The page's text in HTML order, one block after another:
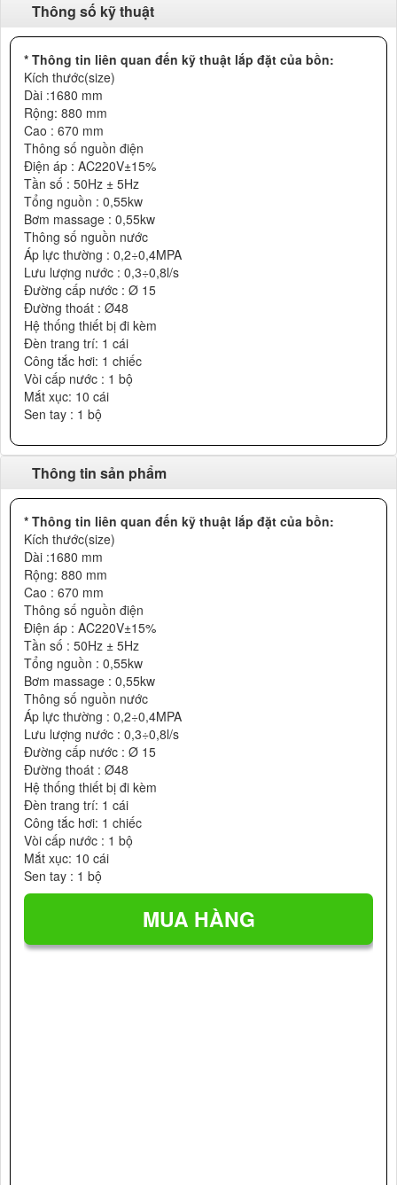
Thông số kỹ thuật
* Thông tin liên quan đến kỹ thuật lắp đặt của bồn:
Kích thước(size)
Dài :1680 mm
Rộng: 880 mm
Cao : 670 mm
Thông số nguồn điện
Điện áp : AC220V±15%
Tần số : 50Hz ± 5Hz
Tổng nguồn : 0,55kw
Bơm massage : 0,55kw
Thông số nguồn nước
Áp lực thường : 0,2÷0,4MPA
Lưu lượng nước : 0,3÷0,8l/s
Đường cấp nước : Ø 15
Đường thoát : Ø48
Hệ thống thiết bị đi kèm
Đèn trang trí: 1 cái
Công tắc hơi: 1 chiếc
Vòi cấp nước : 1 bộ
Mắt xục: 10 cái
Sen tay : 1 bộ
Thông tin sản phẩm
* Thông tin liên quan đến kỹ thuật lắp đặt của bồn:
Kích thước(size)
Dài :1680 mm
Rộng: 880 mm
Cao : 670 mm
Thông số nguồn điện
Điện áp : AC220V±15%
Tần số : 50Hz ± 5Hz
Tổng nguồn : 0,55kw
Bơm massage : 0,55kw
Thông số nguồn nước
Áp lực thường : 0,2÷0,4MPA
Lưu lượng nước : 0,3÷0,8l/s
Đường cấp nước : Ø 15
Đường thoát : Ø48
Hệ thống thiết bị đi kèm
Đèn trang trí: 1 cái
Công tắc hơi: 1 chiếc
Vòi cấp nước : 1 bộ
Mắt xục: 10 cái
Sen tay : 1 bộ